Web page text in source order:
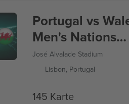
Portugal vs
Men's Nations
League
José Alvalade Stadium
Lisbon, Portugal
145 Karte